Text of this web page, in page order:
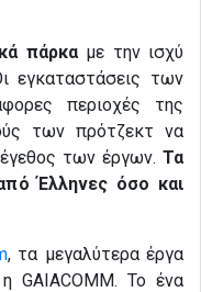
πάρκαμε την ισχύ
εγκαταστάσεις των
περιοχές της
των πρότζεκτ να
των έργων. Τα
Έλληνες όσο και
, τα μεγαλύτερα έργα
GAIACOMM. Το ένα